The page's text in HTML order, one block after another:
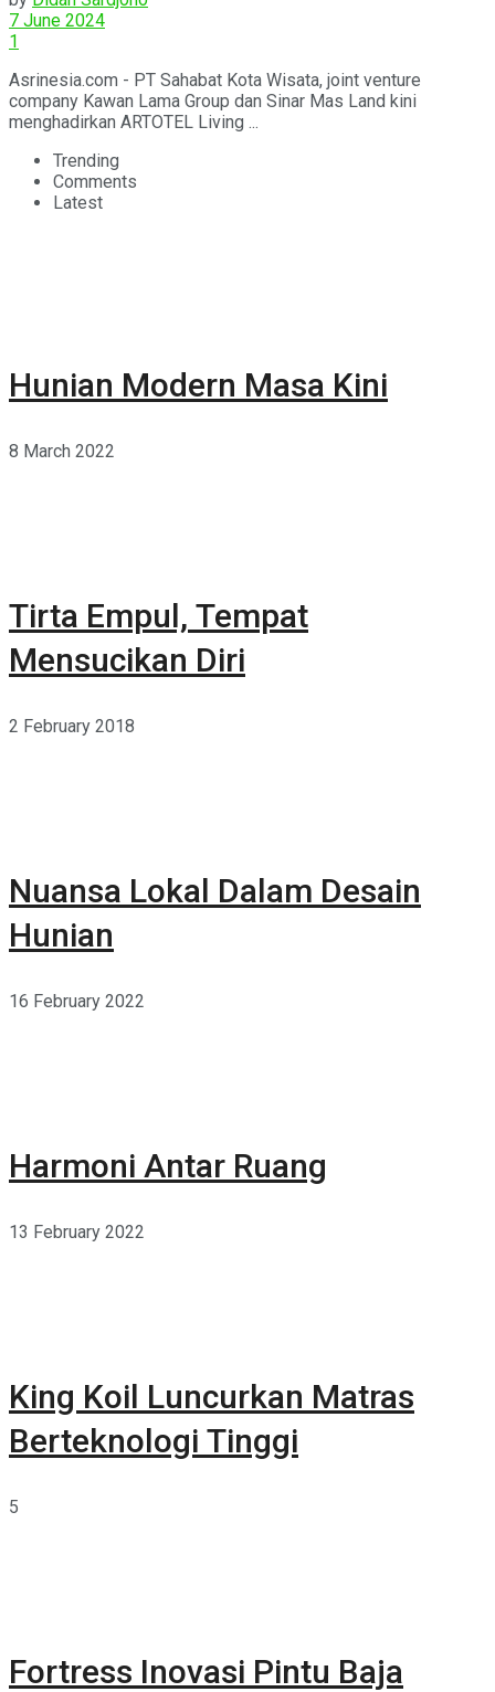
7 June 2024
1
Asrinesia.com - PT Sahabat Kota Wisata, joint venture
company Kawan Lama Group dan Sinar Mas Land kini
menghadirkan ARTOTEL Living ...
Trending
Comments
Latest
Hunian Modern Masa Kini
8 March 2022
Tirta Empul, Tempat
Mensucikan Diri
2 February 2018
Nuansa Lokal Dalam Desain
Hunian
16 February 2022
Harmoni Antar Ruang
13 February 2022
King Koil Luncurkan Matras
Berteknologi Tinggi
5
Fortress Inovasi Pintu Baja